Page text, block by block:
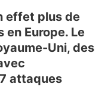
effet plus de
Europe. Le
Uni, des
attaques